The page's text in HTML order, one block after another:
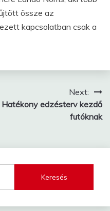
össze az
kapcsolatban csak a
Next:
Hatékony edzésterv kezdő
futóknak
Keresés